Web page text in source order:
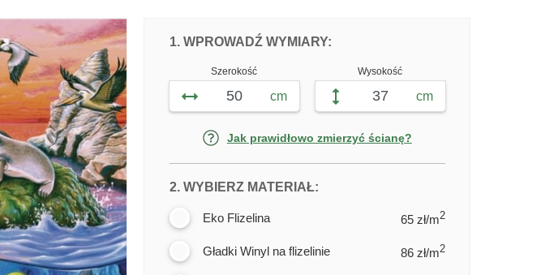
DOPASUJ FOTOTAPETĘ OBRAZ
1. WPROWADŹ WYMIARY:FOTOTAPETY OBRAZ OCEAN
Szerokość
cm
Wysokość
cm
Jak prawidłowo zmierzyć ścianę?
2. WYBIERZ MATERIAŁ:DLA FOTOTAPETY OBRAZ OCEAN
Eko Flizelina 65 zł/m2
Gładki Winyl na flizelinie 86 zł/m2